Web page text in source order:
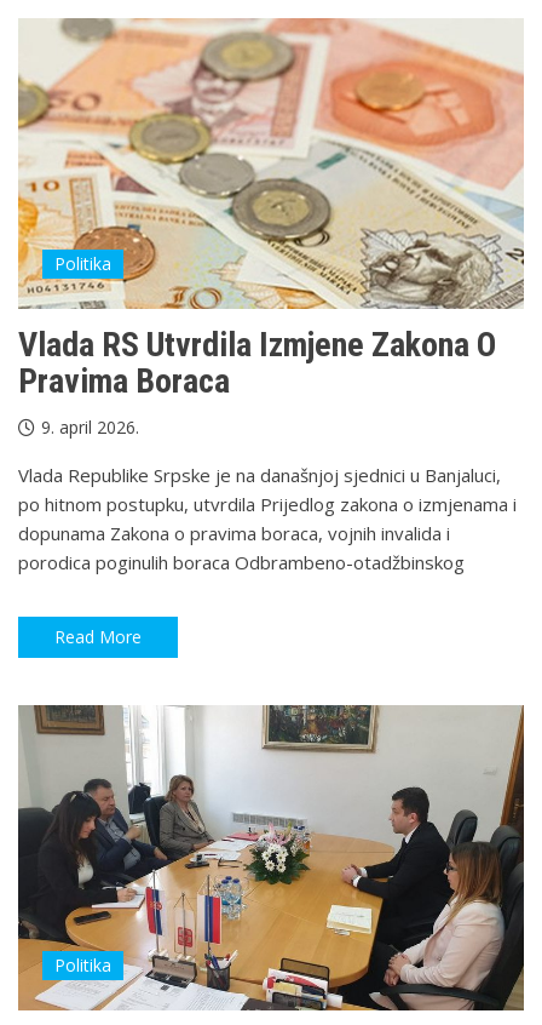
Politika
Vlada RS Utvrdila Izmjene Zakona O
Pravima Boraca
9. april 2026.
Vlada Republike Srpske je na današnjoj sjednici u Banjaluci,
po hitnom postupku, utvrdila Prijedlog zakona o izmjenama i
dopunama Zakona o pravima boraca, vojnih invalida i
porodica poginulih boraca Odbrambeno-otadžbinskog
Read More
Politika